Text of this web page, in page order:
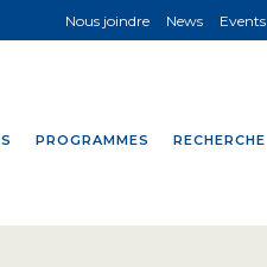
PROGRAMMES RECHERCHE
Nous joindre News Events